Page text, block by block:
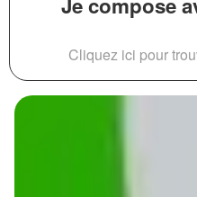
Cliquez ici pour